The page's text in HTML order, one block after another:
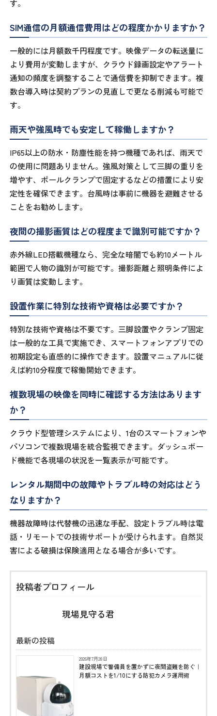
す。
SIM通信の月額通信費用はどの程度かかりますか？
一般的には月額数千円程度です。映像データの転送量に
より費用が変動しますが、クラウド録画設定やアラート
通知の頻度を調整することで通信費を抑制できます。複
数台導入時は契約プランの見直しで更なる削減も可能で
す。
雨天や強風時でも安定して稼働しますか？
IP65以上の防水・防塵性能を持つ機種であれば、雨天で
の使用に問題ありません。強風対策として三脚の重りを
増やす、ポールクランプで固定するなどの措置により安
定性を確保できます。台風時は事前に機器を避難させる
ことをお勧めします。
夜間の撮影画質はどの程度まで識別可能ですか？
赤外線LED搭載機種なら、完全な暗闇でも約10メートル
範囲で人物の識別が可能です。撮影距離と照明条件によ
り画質は変動します。
設置作業に特別な技術や資格は必要ですか？
特別な技術や資格は不要です。三脚設置やクランプ固定
は一般的な工具で実施でき、スマートフォンアプリでの
初期設定も直感的に操作できます。設置マニュアルに従
えば約10分程度で稼働開始できます。
複数現場の映像を同時に確認する方法はあります
か？
クラウド型管理システムにより、1台のスマートフォンや
パソコンで複数現場を統合監視できます。ダッシュボー
ド機能で各現場の状況を一覧表示が可能です。
レンタル期間中の故障やトラブル時の対応はどう
なりますか？
機器故障時は代替機の迅速な手配、設定トラブル時は電
話・リモートでの技術サポートが受けられます。自然災
害による破損は保険適用となる場合が多いです。
投稿者プロフィール
現場見守る君
最新の投稿
2026年7月28日
建設現場で警備員を置かずに夜間盗難を防ぐ｜
月額コストを1/10にする防犯カメラ運用術